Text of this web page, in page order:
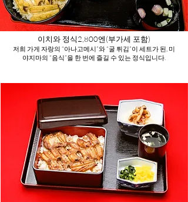
이치와 정식2,800엔(부가세 포함)
저희 가게 자랑의 “아나고메시”와 “굴 튀김”이 세트가 된, 미
야지마의 “음식”을 한 번에 즐길 수 있는 정식입니다.